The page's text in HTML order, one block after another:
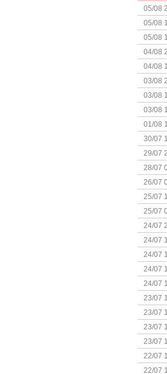
05/08
05/08
05/08
04/08
04/08
+
03/08
03/08
03/08
01/08
30/07
29/07
28/07
26/07
25/07
25/07
24/07
24/07
24/07
24/07
24/07
23/07
start
23/07
23/07
23/07
22/07
22/07